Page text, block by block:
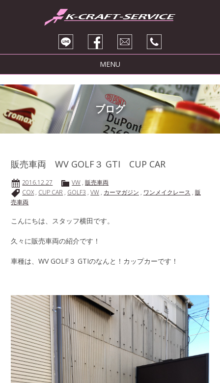
MENU
トピックス
サービス紹介
ブログ
会社紹介
お問い合わせ
ブログ
販売車両 WV GOLF３ GTI CUP CAR
2016.12.27 VW ,販売車両
COX, CUP CAR , GOLF3 ,VW , カーマガジン , ワンメイクレース , 販
売車両
こんにちは、スタッフ横田です。
久々に販売車両の紹介です！
車種は、WV GOLF３ GTIのなんと！カップカーです！